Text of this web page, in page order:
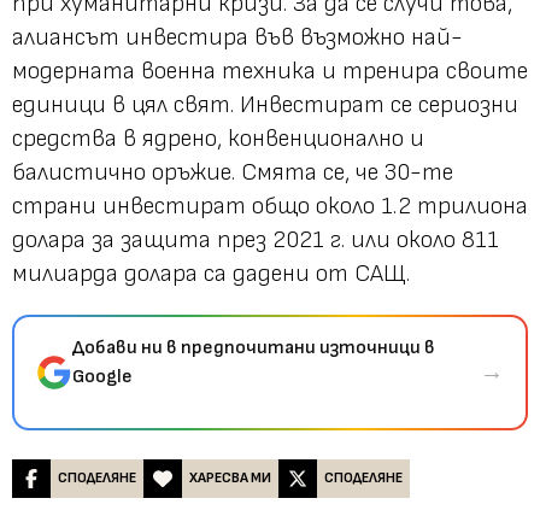
алиансът инвестира във възможно най-
модерната военна техника и тренира своите
единици в цял свят. Инвестират се сериозни
средства в ядрено, конвенционално и
балистично оръжие. Смята се, че 30-те
страни инвестират общо около 1.2 трилиона
долара за защита през 2021 г. или около 811
милиарда долара са дадени от САЩ.
Добави ни в предпочитани източници в
Google
→
СПОДЕЛЯНЕ ХАРЕСВА МИ СПОДЕЛЯНЕ